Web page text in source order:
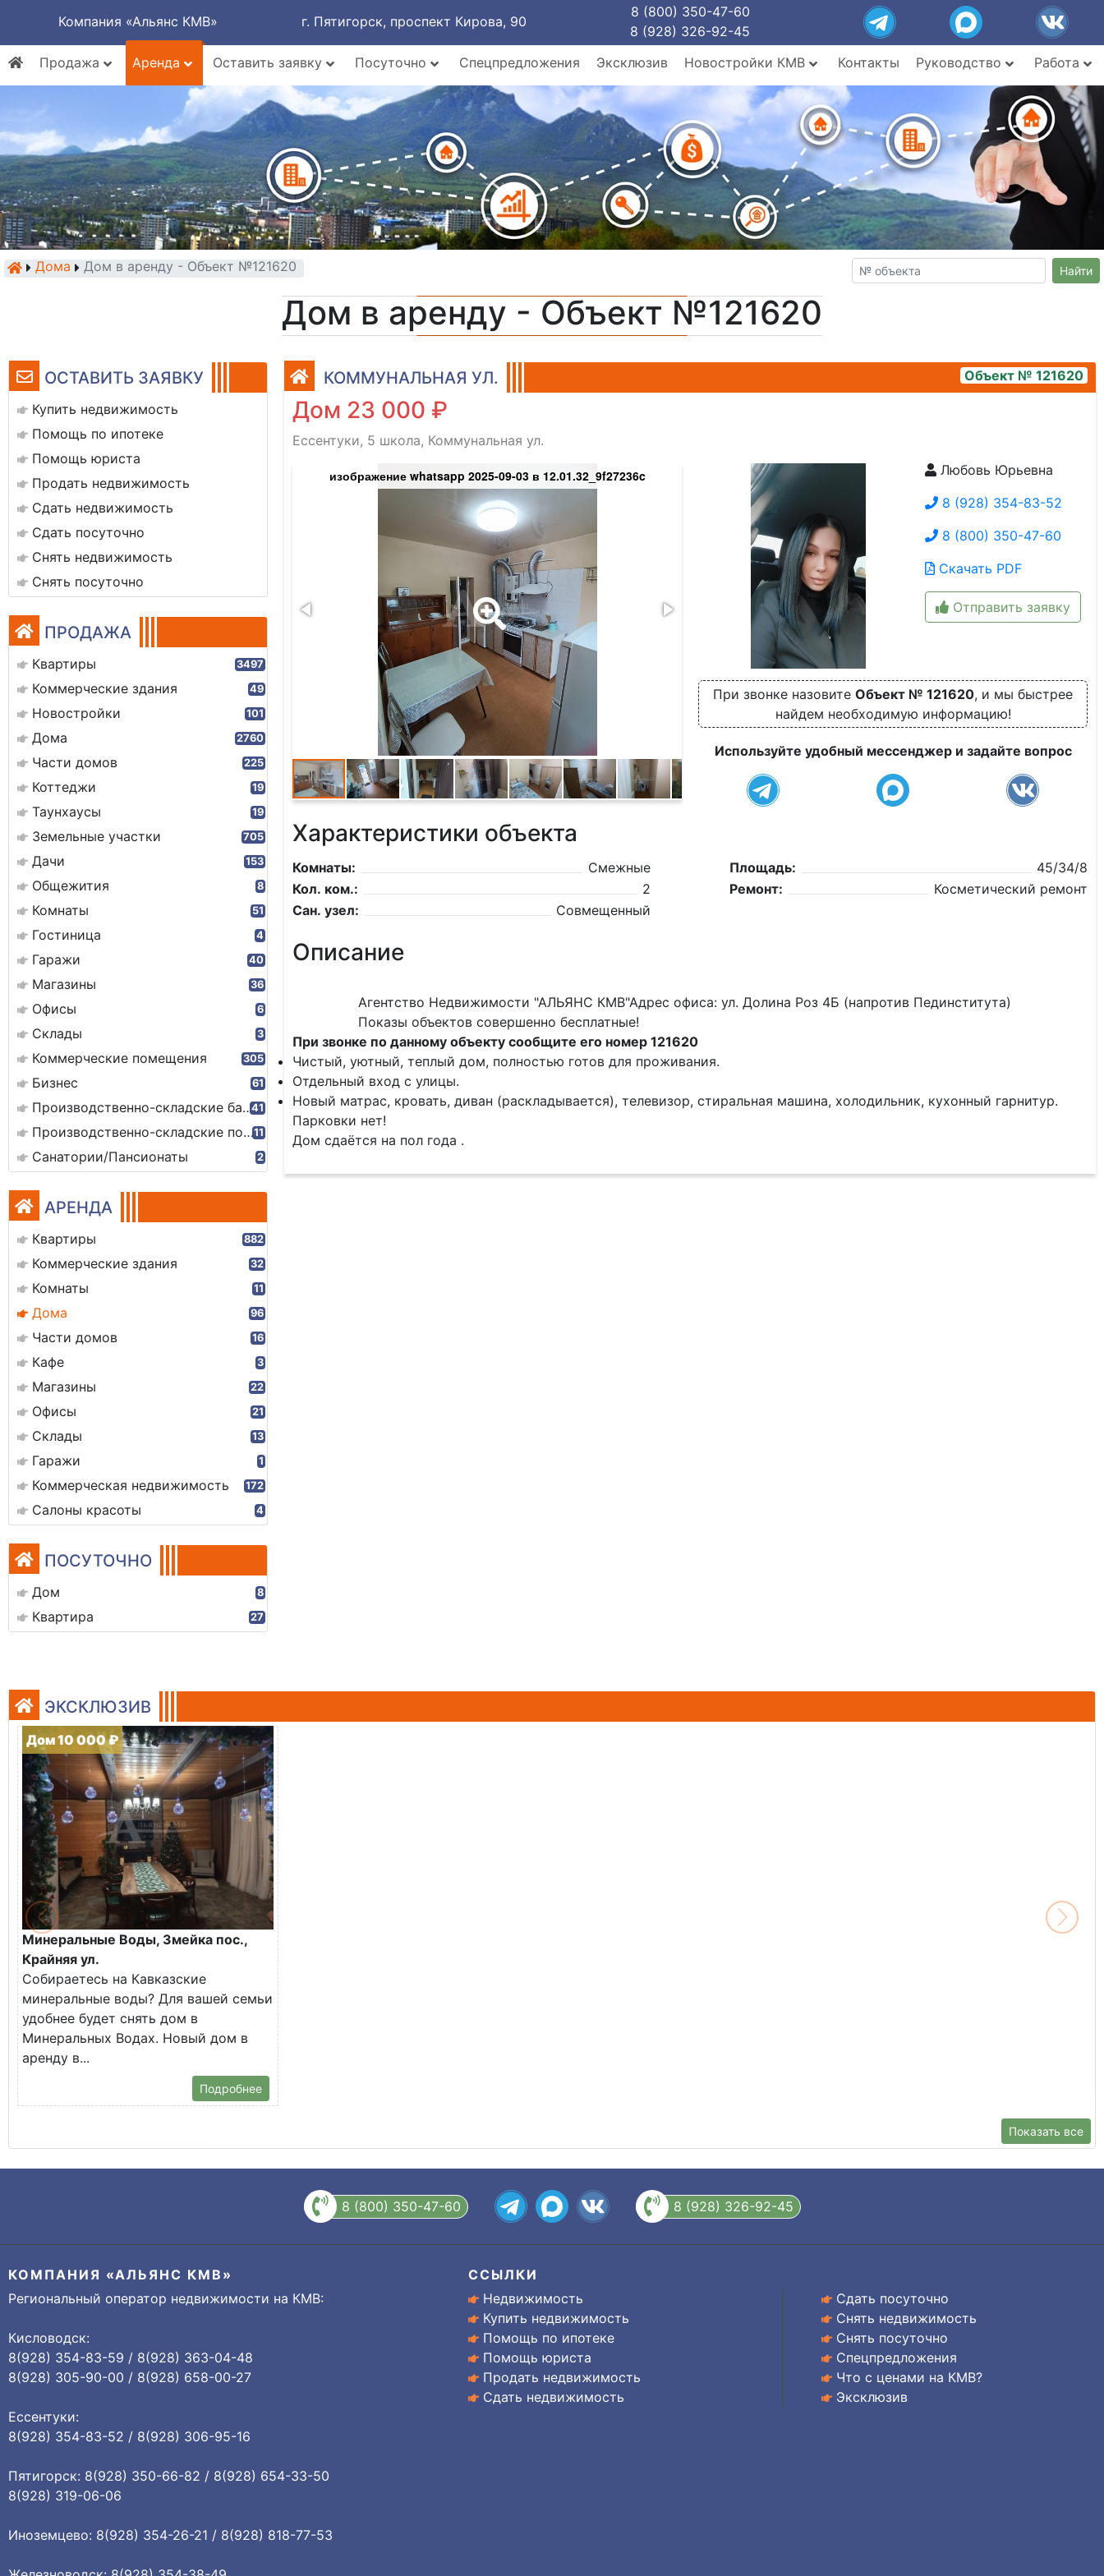
Компания «Альянс КМВ» г. Пятигорск, проспект Кирова, 90
8 (800) 350-47-60
8 (928) 326-92-45
Продажа
Аренда Оставить заявку Посуточно Спецпредложения Эксклюзив Новостройки КМВ Контакты Руководство Работа
Дома Дом в аренду - Объект №121620 Найти
Дом в аренду - Объект №121620
ОСТАВИТЬ ЗАЯВКУ
Купить недвижимость
Помощь по ипотеке
Помощь юриста
Продать недвижимость
Сдать недвижимость
Сдать посуточно
Снять недвижимость
Снять посуточно
ПРОДАЖА
Квартиры 3497
Коммерческие здания 49
Новостройки 101
Дома 2760
Части домов 225
Коттеджи 19
Таунхаусы 19
Земельные участки 705
Дачи 153
Общежития 8
Комнаты 51
Гостиница 4
Гаражи 40
Магазины 36
Офисы 6
Склады 3
Коммерческие помещения 305
Бизнес 61
Производственно-складские базы41
Производственно-складские помещения11
Санатории/Пансионаты 2
АРЕНДА
Квартиры 882
Коммерческие здания 32
Комнаты 11
Дома 96
Части домов 16
Кафе 3
Магазины 22
Офисы 21
Склады 13
Гаражи 1
Коммерческая недвижимость 172
Салоны красоты 4
ПОСУТОЧНО
Дом 8
Квартира 27
КОММУНАЛЬНАЯ УЛ. Объект № 121620
Дом 23 000 ₽
Ессентуки, 5 школа, Коммунальная ул.
изображение whatsapp 2025-09-03 в 12.01.32_9f27236c
whatsapp 2025-09-03 в 12.01.36_88181f11 изображение whatsapp 2025-09-03 в 12.01.33_bb3b93a5
Любовь Юрьевна
8 (928) 354-83-52
8 (800) 350-47-60
Скачать PDF
Отправить заявку
При звонке назовите Объект № 121620, и мы быстрее
найдем необходимую информацию!
Используйте удобный мессенджер и задайте вопрос
Характеристики объекта
Комнаты:
Смежные
Кол. ком.:
2
Сан. узел:
Совмещенный
Площадь:
45/34/8
Ремонт:
Косметический ремонт
Описание
Агентство Недвижимости "АЛЬЯНС КМВ"Адрес офиса: ул. Долина Роз 4Б (напротив Пединститута)
Показы объектов совершенно бесплатные!
При звонке по данному объекту сообщите его номер 121620
Чистый, уютный, теплый дом, полностью готов для проживания.
Отдельный вход с улицы.
Новый матрас, кровать, диван (раскладывается), телевизор, стиральная машина, холодильник, кухонный гарнитур.
Парковки нет!
Дом сдаётся на пол года .
ЭКСКЛЮЗИВ
Дом 10 000 ₽
Минеральные Воды, Змейка пос.,
Крайняя ул.
Собираетесь на Кавказские
минеральные воды? Для вашей семьи
удобнее будет снять дом в
Минеральных Водах. Новый дом в
аренду в...
Подробнее
Показать все
8 (800) 350-47-60 8 (928) 326-92-45
КОМПАНИЯ «АЛЬЯНС КМВ»
Региональный оператор недвижимости на КМВ:
Кисловодск:
8(928) 354-83-59 / 8(928) 363-04-48
8(928) 305-90-00 / 8(928) 658-00-27
Ессентуки:
8(928) 354-83-52 / 8(928) 306-95-16
Пятигорск: 8(928) 350-66-82 / 8(928) 654-33-50
8(928) 319-06-06
Иноземцево: 8(928) 354-26-21 / 8(928) 818-77-53
ССЫЛКИ
Недвижимость
Купить недвижимость
Помощь по ипотеке
Помощь юриста
Продать недвижимость
Сдать недвижимость
Сдать посуточно
Снять недвижимость
Снять посуточно
Спецпредложения
Что с ценами на КМВ?
Эксклюзив